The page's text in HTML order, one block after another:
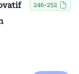
246-252